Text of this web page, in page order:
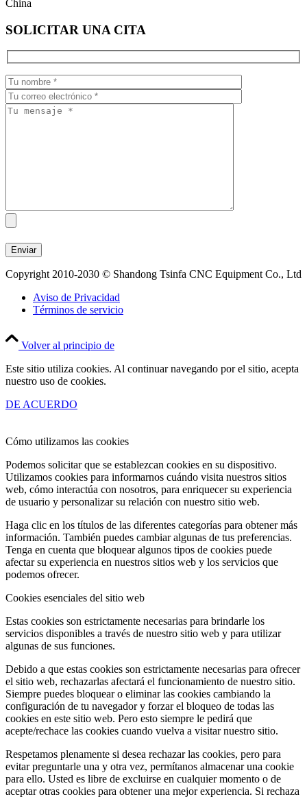
China
SOLICITAR UNA CITA
Copyright 2010-2030 © Shandong Tsinfa CNC Equipment Co., Ltd
Aviso de Privacidad
Términos de servicio
Volver al principio de
Este sitio utiliza cookies. Al continuar navegando por el sitio, acepta
nuestro uso de cookies.
DE ACUERDO
Cómo utilizamos las cookies
Podemos solicitar que se establezcan cookies en su dispositivo.
Utilizamos cookies para informarnos cuándo visita nuestros sitios
web, cómo interactúa con nosotros, para enriquecer su experiencia
de usuario y personalizar su relación con nuestro sitio web.
Haga clic en los títulos de las diferentes categorías para obtener más
información. También puedes cambiar algunas de tus preferencias.
Tenga en cuenta que bloquear algunos tipos de cookies puede
afectar su experiencia en nuestros sitios web y los servicios que
podemos ofrecer.
Cookies esenciales del sitio web
Estas cookies son estrictamente necesarias para brindarle los
servicios disponibles a través de nuestro sitio web y para utilizar
algunas de sus funciones.
Debido a que estas cookies son estrictamente necesarias para ofrecer
el sitio web, rechazarlas afectará el funcionamiento de nuestro sitio.
Siempre puedes bloquear o eliminar las cookies cambiando la
configuración de tu navegador y forzar el bloqueo de todas las
cookies en este sitio web. Pero esto siempre le pedirá que
acepte/rechace las cookies cuando vuelva a visitar nuestro sitio.
Respetamos plenamente si desea rechazar las cookies, pero para
evitar preguntarle una y otra vez, permítanos almacenar una cookie
para ello. Usted es libre de excluirse en cualquier momento o de
aceptar otras cookies para obtener una mejor experiencia. Si rechaza